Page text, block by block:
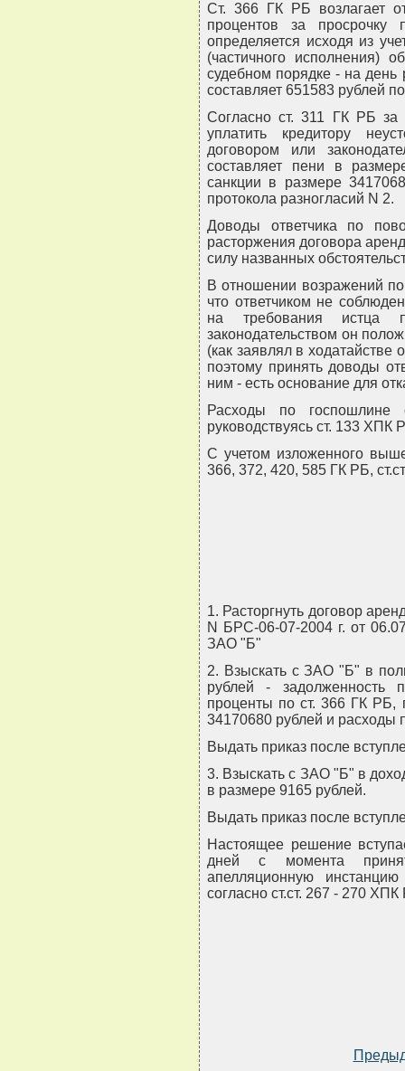
Ст. 366 ГК РБ возлагает
процентов за просрочку
определяется исходя из
(частичного исполнения)
судебном порядке - на день
составляет 651583 рублей
Согласно ст. 311 ГК РБ за
уплатить кредитору
договором или
составляет пени в
санкции в размере
протокола разногласий N 2.
Доводы ответчика по
расторжения договора
силу названных
В отношении возражений по
что ответчиком не
на требования истца
законодательством он
(как заявлял в
поэтому принять доводы
ним - есть основание для
Расходы по госпошлине
руководствуясь ст. 133 ХПК
С учетом изложенного
366, 372, 420, 585 ГК РБ,
1. Расторгнуть договор
N БРС-06-07-2004 г. от
ЗАО "Б"
2. Взыскать с ЗАО "Б" в
рублей - задолженность
проценты по ст. 366 ГК РБ,
34170680 рублей и расходы
Выдать приказ после
3. Взыскать с ЗАО "Б" в
в размере 9165 рублей.
Выдать приказ после
Настоящее решение
дней с момента
апелляционную
согласно ст.ст. 267 - 270